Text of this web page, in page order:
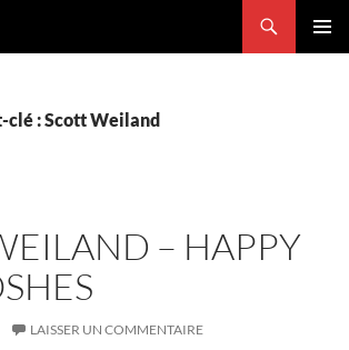
clé : Scott Weiland
– HAPPY
LAISSER UN COMMENTAIRE